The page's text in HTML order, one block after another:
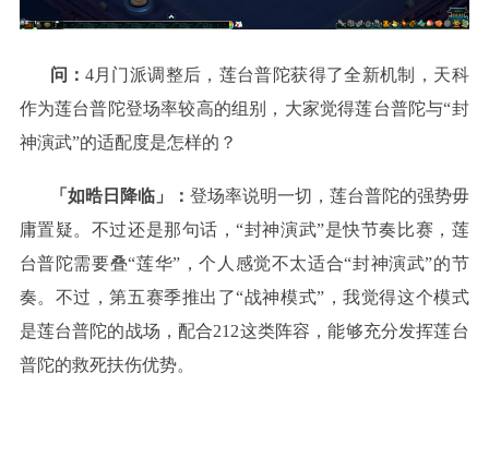
问： 4月门派调整后，莲台普陀获得了全新机制，天科
作为莲台普陀登场率较高的组别，大家觉得莲台普陀与“封
神演武”的适配度是怎样的？
「如晧日降临」： 登场率说明一切，莲台普陀的强势毋
庸置疑。不过还是那句话，“封神演武”是快节奏比赛，莲
台普陀需要叠“莲华”，个人感觉不太适合“封神演武”的节
奏。不过，第五赛季推出了“战神模式”，我觉得这个模式
是莲台普陀的战场，配合212这类阵容，能够充分发挥莲台
普陀的救死扶伤优势。